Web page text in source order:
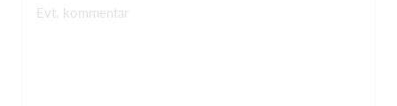
Evt. kommentar